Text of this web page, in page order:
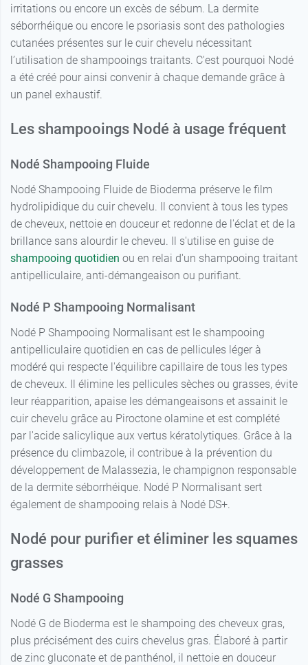
irritations ou encore un excès de sébum. La dermite
séborrhéique ou encore le psoriasis sont des pathologies
cutanées présentes sur le cuir chevelu nécessitant
l’utilisation de shampooings traitants. C'est pourquoi Nodé
a été créé pour ainsi convenir à chaque demande grâce à
un panel exhaustif.
Les shampooings Nodé à usage fréquent
Nodé Shampooing Fluide
Nodé Shampooing Fluide de Bioderma préserve le film
hydrolipidique du cuir chevelu. Il convient à tous les types
de cheveux, nettoie en douceur et redonne de l'éclat et de la
brillance sans alourdir le cheveu. Il s'utilise en guise de
shampooing quotidien ou en relai d'un shampooing traitant
antipelliculaire, anti-démangeaison ou purifiant.
Nodé P Shampooing Normalisant
Nodé P Shampooing Normalisant est le shampooing
antipelliculaire quotidien en cas de pellicules léger à
modéré qui respecte l'équilibre capillaire de tous les types
de cheveux. Il élimine les pellicules sèches ou grasses, évite
leur réapparition, apaise les démangeaisons et assainit le
cuir chevelu grâce au Piroctone olamine et est complété
par l'acide salicylique aux vertus kératolytiques. Grâce à la
présence du climbazole, il contribue à la prévention du
développement de Malassezia, le champignon responsable
de la dermite séborrhéique. Nodé P Normalisant sert
également de shampooing relais à Nodé DS+.
Nodé pour purifier et éliminer les squames
grasses
Nodé G Shampooing
Nodé G de Bioderma est le shampoing des cheveux gras,
plus précisément des cuirs chevelus gras. Élaboré à partir
de zinc gluconate et de panthénol, il nettoie en douceur